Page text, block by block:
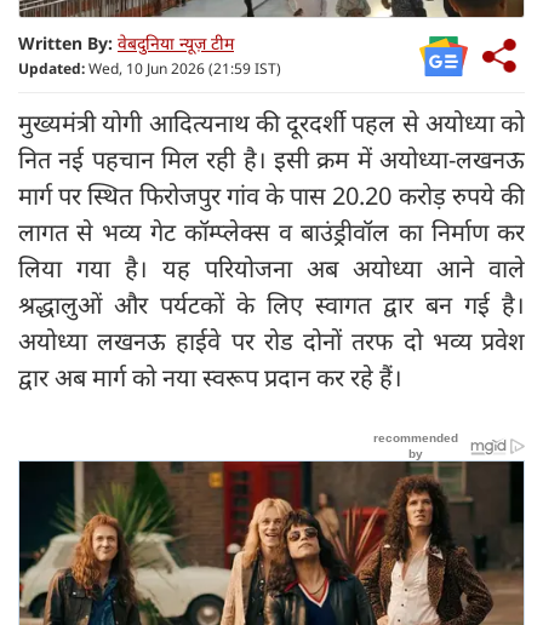
Written By: वेबदुनिया न्यूज़ टीम
Updated:Wed, 10 Jun 2026 (21:59 IST)
मुख्यमंत्री योगी आदित्यनाथ की दूरदर्शी पहल से अयोध्या को
नित नई पहचान मिल रही है। इसी क्रम में अयोध्या-लखनऊ
मार्ग पर स्थित फिरोजपुर गांव के पास 20.20 करोड़ रुपये की
लागत से भव्य गेट कॉम्प्लेक्स व बाउंड्रीवॉल का निर्माण कर
लिया गया है। यह परियोजना अब अयोध्या आने वाले
श्रद्धालुओं और पर्यटकों के लिए स्वागत द्वार बन गई है।
अयोध्या लखनऊ हाईवे पर रोड दोनों तरफ दो भव्य प्रवेश
द्वार अब मार्ग को नया स्वरूप प्रदान कर रहे हैं।